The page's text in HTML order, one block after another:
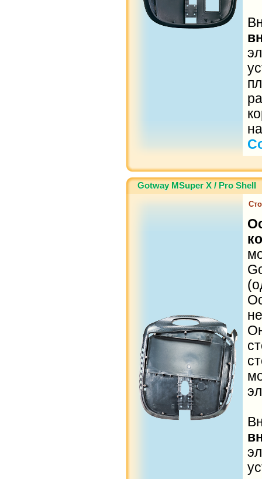
Gotway MSuper X / Pro Shell